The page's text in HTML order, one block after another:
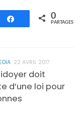
Partagez 0
PARTAGES
22 AVRIL 2017
doit
d’une loi pour